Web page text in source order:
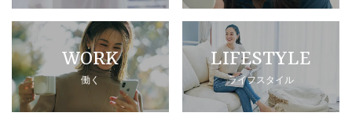
WORK
働く
LIFESTYLE
ライフスタイル